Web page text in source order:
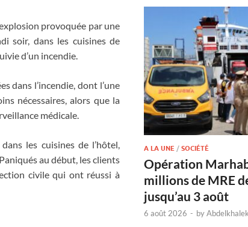
provoquée par une
soir, dans les cuisines de
d’un incendie.
dans l’incendie, dont l’une
nécessaires, alors que la
médicale.
les cuisines de l’hôtel,
au début, les clients
civile qui ont réussi à
A LA UNE /SOCIÉTÉ
Opération
millions de MRE
jusqu’au 3 août
6 août 2026 - by